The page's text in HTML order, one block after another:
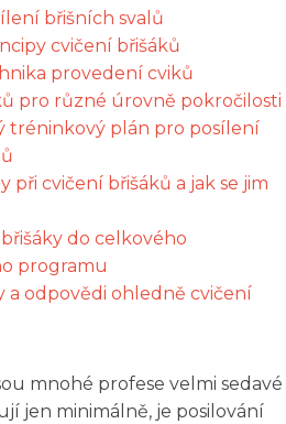
břišních svalů
cvičení břišáků
provedení cviků
pro různé úrovně pokročilosti
tréninkový plán pro posílení
při cvičení břišáků a jak se jim
do celkového
programu
a odpovědi ohledně cvičení
mnohé profese velmi sedavé
jen minimálně, je posilování